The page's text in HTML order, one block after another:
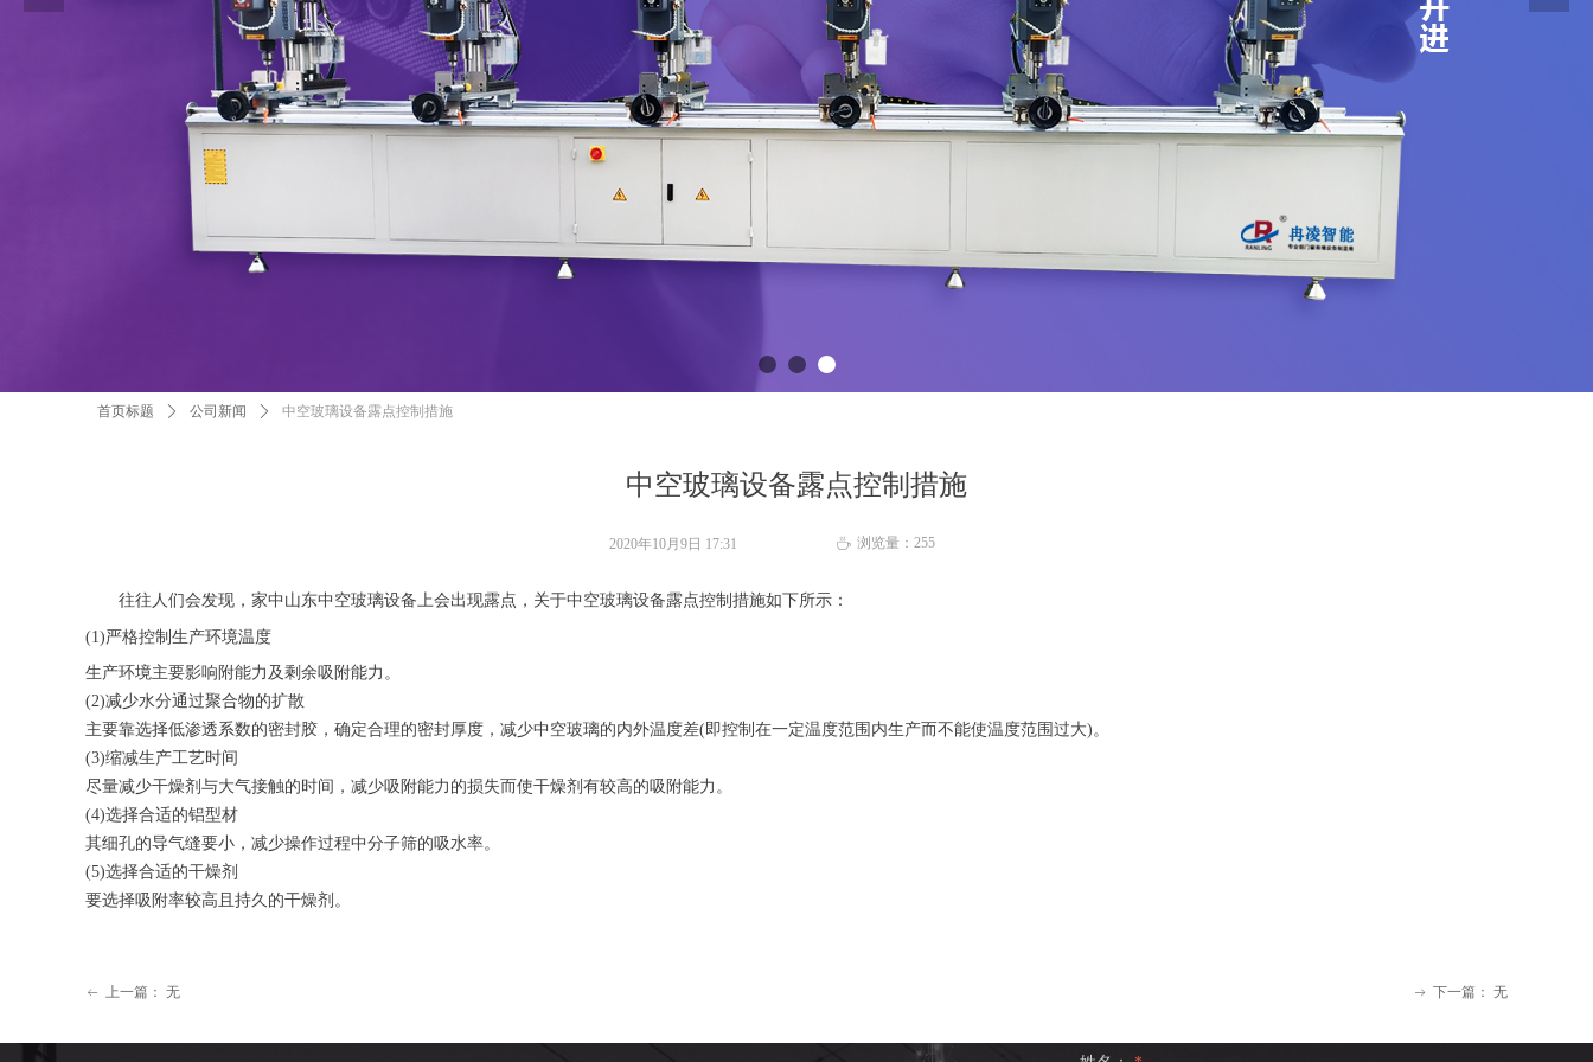
中空玻璃设备露点控制措施
首页标题 ꄲ 公司新闻 ꄲ 中空玻璃设备露点控制措施
往往人们会发现，家中山东中空玻璃设备上会出现露点，关于中空玻璃设备露点控制措施如下所示：
(1)严格控制生产环境温度
生产环境主要影响附能力及剩余吸附能力。
(2)减少水分通过聚合物的扩散
主要靠选择低渗透系数的密封胶，确定合理的密封厚度，减少中空玻璃的内外温度差(即控制在一定温度范围内生产而不能使温度范围过大)。
(3)缩减生产工艺时间
尽量减少干燥剂与大气接触的时间，减少吸附能力的损失而使干燥剂有较高的吸附能力。
(4)选择合适的铝型材
其细孔的导气缝要小，减少操作过程中分子筛的吸水率。
(5)选择合适的干燥剂
要选择吸附率较高且持久的干燥剂。
2020年10月9日 17:31 ꄘ 浏览量： 255
ꂃ 上一篇： 无 ꁹ 下一篇： 无